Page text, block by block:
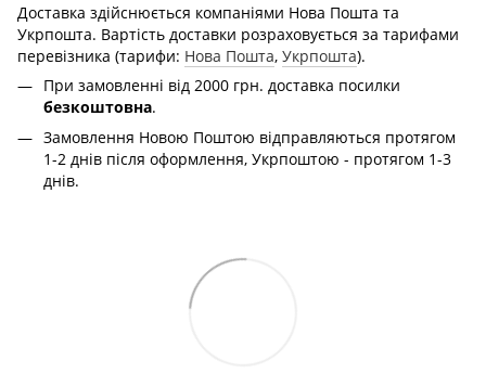
Доставка здійснюється компаніями Нова Пошта та
Укрпошта. Вартість доставки розраховується за тарифами
перевізника (тарифи: Нова Пошта, Укрпошта).
При замовленні від 2000 грн. доставка посилки
безкоштовна.
Замовлення Новою Поштою відправляються протягом
1-2 днів після оформлення, Укрпоштою - протягом 1-3
днів.